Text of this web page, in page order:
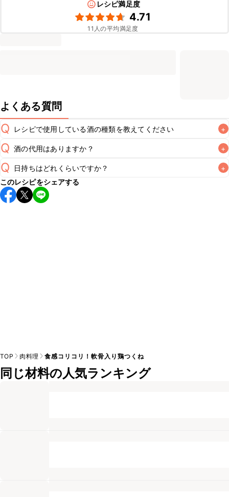
レシピ満足度
4.71
11 人の平均満足度
よくある質問
Q レシピで使用している酒の種類を教えてください +
A
Q 酒の代用はありますか？ +
A
Q 日持ちはどれくらいですか？ +
保存期間は冷蔵で翌日中が目安です。なるべくお早めにお召
し上がりください。
このレシピをシェアする
TOP 肉料理 食感コリコリ！軟骨入り鶏つくね
同じ材料の人気ランキング